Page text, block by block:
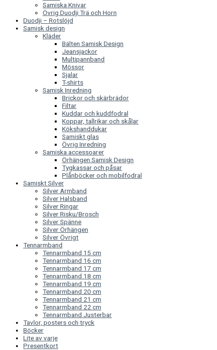
Samiska Knivar
Övrig Duodji Trä och Horn
Duodji – Rotslöjd
Samisk design
Kläder
Bälten Samisk Design
Jeansjackor
Multipannband
Mössor
Sjalar
T-shirts
Samisk Inredning
Brickor och skärbrädor
Filtar
Kuddar och kuddfodral
Koppar, tallrikar och skålar
Kökshanddukar
Samiskt glas
Övrig Inredning
Samiska accessoarer
Örhängen Samisk Design
Tygkassar och påsar
Plånböcker och mobilfodral
Samiskt Silver
Silver Armband
Silver Halsband
Silver Ringar
Silver Risku/Brosch
Silver Spänne
Silver Örhängen
Silver Övrigt
Tennarmband
Tennarmband 15 cm
Tennarmband 16 cm
Tennarmband 17 cm
Tennarmband 18 cm
Tennarmband 19 cm
Tennarmband 20 cm
Tennarmband 21 cm
Tennarmband 22 cm
Tennarmband Justerbar
Tavlor, posters och tryck
Böcker
Lite av varje
Presentkort